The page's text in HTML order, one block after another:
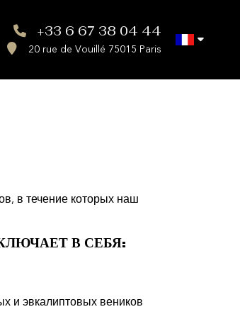
+33 6 67 38 04 44
20 rue de Vouillé 75015 Paris
в течение которых наш
В СЕБЯ:
и эвкалиптовых веников